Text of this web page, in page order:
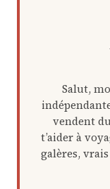
Salut,
vendent
t’aider à
galères,